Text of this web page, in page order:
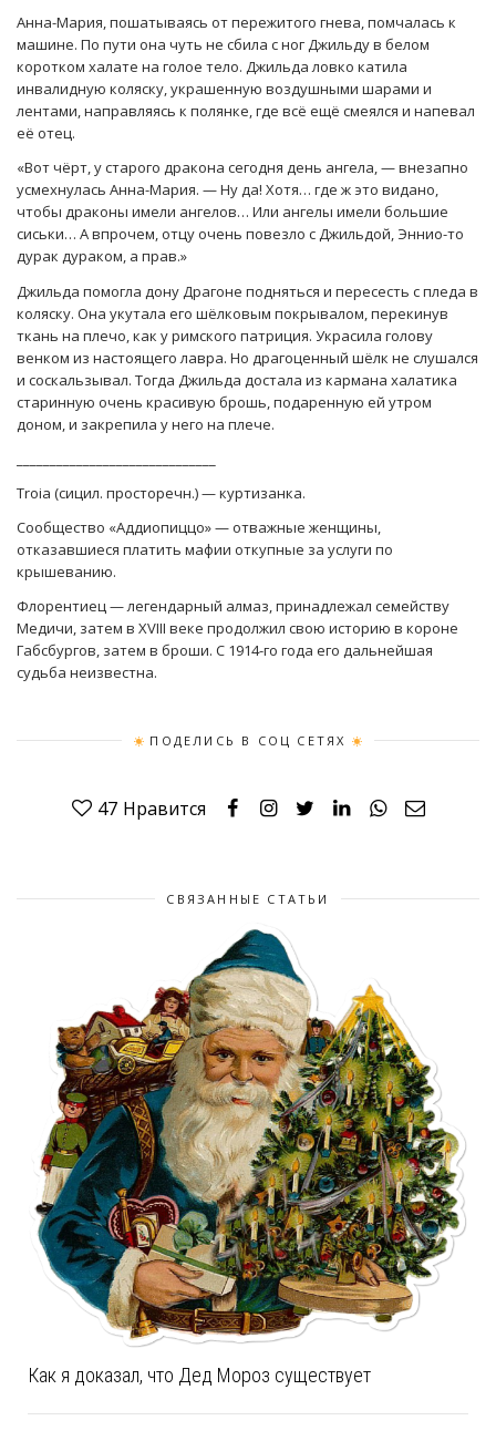
Анна-Мария, пошатываясь от пережитого гнева, помчалась к
машине. По пути она чуть не сбила с ног Джильду в белом
коротком халате на голое тело. Джильда ловко катила
инвалидную коляску, украшенную воздушными шарами и
лентами, направляясь к полянке, где всё ещё смеялся и напевал
её отец.
«Вот чёрт, у старого дракона сегодня день ангела, — внезапно
усмехнулась Анна-Мария. — Ну да! Хотя… где ж это видано,
чтобы драконы имели ангелов… Или ангелы имели большие
сиськи… А впрочем, отцу очень повезло с Джильдой, Эннио-то
дурак дураком, а прав.»
Джильда помогла дону Драгоне подняться и пересесть с пледа в
коляску. Она укутала его шёлковым покрывалом, перекинув
ткань на плечо, как у римского патриция. Украсила голову
венком из настоящего лавра. Но драгоценный шёлк не слушался
и соскальзывал. Тогда Джильда достала из кармана халатика
старинную очень красивую брошь, подаренную ей утром
доном, и закрепила у него на плече.
Troia (сицил. просторечн.) — куртизанка.
Cообщество «Аддиопиццо» — отважные женщины,
отказавшиеся платить мафии откупные за услуги по
крышеванию.
Флорентиец — легендарный алмаз, принадлежал семейству
Медичи, затем в XVIII веке продолжил свою историю в короне
Габсбургов, затем в броши. С 1914-го года его дальнейшая
судьба неизвестна.
ПОДЕЛИСЬ В СОЦ СЕТЯХ
47 Нравится
СВЯЗАННЫЕ СТАТЬИ
Как я доказал, что Дед Мороз существует